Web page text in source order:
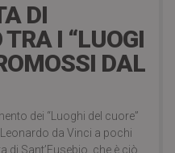
DI
I “LUOGI
DAL
dei “Luoghi del cuore”
da Vinci a pochi
di Sant’Eusebio, che è ciò